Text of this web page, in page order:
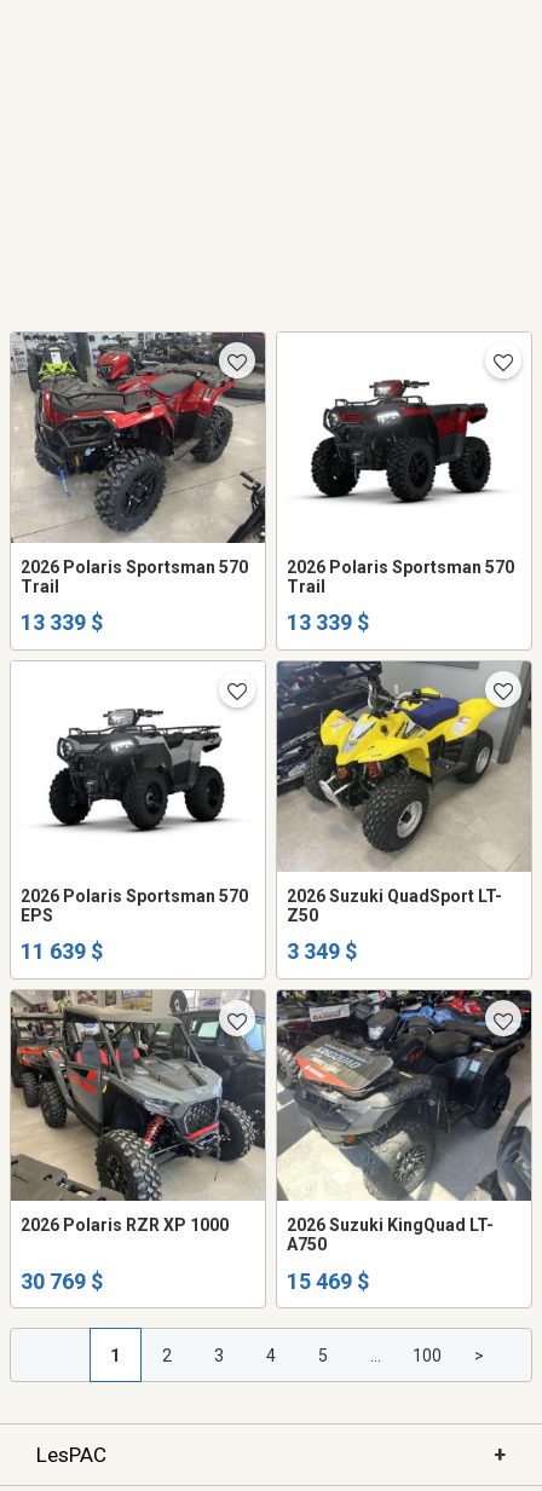
2026 Polaris Sportsman 570
Trail
13 339 $
2026 Polaris Sportsman 570
Trail
13 339 $
2026 Polaris Sportsman 570
EPS
11 639 $
2026 Suzuki QuadSport LT-
Z50
3 349 $
2026 Polaris RZR XP 1000
30 769 $
2026 Suzuki KingQuad LT-
A750
15 469 $
1 2 3 4 5 100 >
LesPAC +